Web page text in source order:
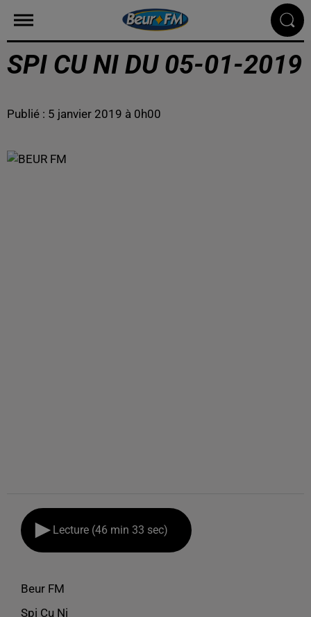
SPI CU NI DU 05-01-2019
Publié : 5 janvier 2019 à 0h00
Lecture (46 min 33 sec)
Beur FM
Spi Cu Ni